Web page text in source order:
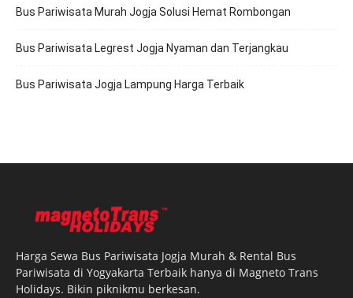
Bus Pariwisata Murah Jogja Solusi Hemat Rombongan
Bus Pariwisata Legrest Jogja Nyaman dan Terjangkau
Bus Pariwisata Jogja Lampung Harga Terbaik
Harga Sewa Bus Pariwisata Jogja Murah & Rental Bus
Pariwisata di Yogyakarta Terbaik hanya di Magneto Trans
Holidays. Bikin piknikmu berkesan.